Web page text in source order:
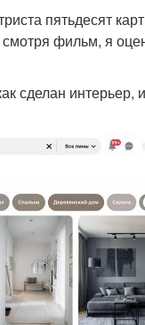
пятьдесят
фильм, я
сделан интерьер,